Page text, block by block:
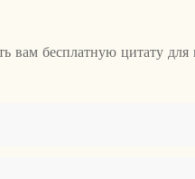
вам бесплатную цитату